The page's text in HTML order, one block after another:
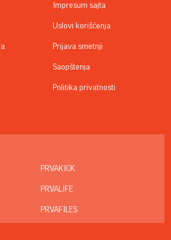
Impresum sajta
Uslovi korišćenja
Prijava smetnji
Saopštenja
Politika privatnosti
PRVAKICK
PRVALIFE
PRVAFILES